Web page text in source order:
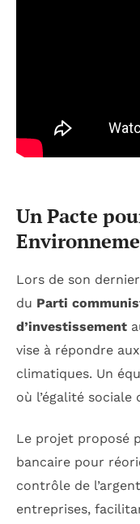
Un Pacte
Lors de son
du Parti
d’investissement
vise à répondre aux
climatiques. Un
où l’égalité
Le projet proposé
bancaire pour
contrôle de
entreprises,